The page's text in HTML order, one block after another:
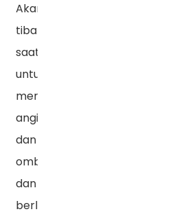
Akan
tiba
saatnya
untuk
menunggangi
angin
dan
ombak,
dan
berlayar